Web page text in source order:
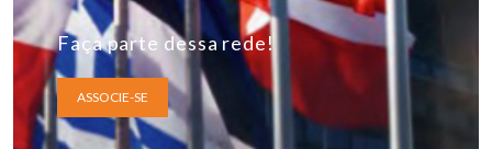
Faça parte dessa rede!
ASSOCIE-SE